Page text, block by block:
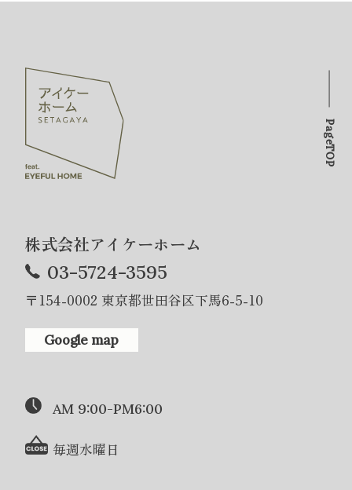
株式会社アイケーホーム
03-5724-3595
〒154-0002 東京都世田谷区下馬6-5-10
Google map
AM 9:00-PM6:00
毎週水曜日
PageTOP